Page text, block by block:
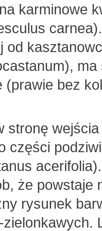
karminowe
od
(prawie bez
stronę
części
że powstaje
rysunek